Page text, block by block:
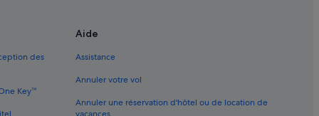
des
Key™
Aide
Assistance
Annuler votre vol
Annuler une réservation d'hôtel ou de location de